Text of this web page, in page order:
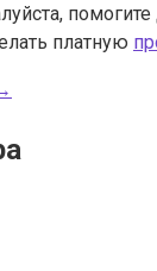
платную